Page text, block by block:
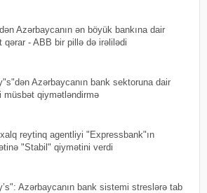
Azərbaycanın ən böyük bankına dair
qərar - ABB bir pillə də irəlilədi
Azərbaycanın bank sektoruna dair
müsbət qiymətləndirmə
reytinq agentliyi "Expressbank"ın
"Stabil" qiymətini verdi
Azərbaycanın bank sistemi streslərə tab